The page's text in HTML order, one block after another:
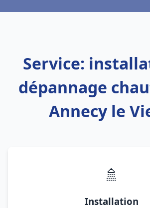
Service:
dépannage
Annecy le
🚿
Installation